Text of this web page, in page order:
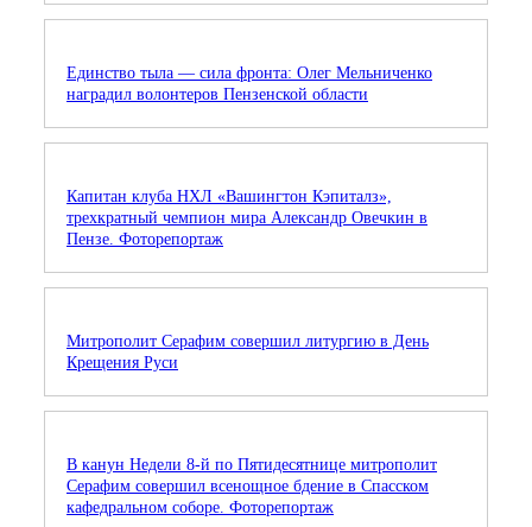
Единство тыла — сила фронта: Олег Мельниченко
наградил волонтеров Пензенской области
Капитан клуба НХЛ «Вашингтон Кэпиталз»,
трехкратный чемпион мира Александр Овечкин в
Пензе. Фоторепортаж
Митрополит Серафим совершил литургию в День
Крещения Руси
В канун Недели 8-й по Пятидесятнице митрополит
Серафим совершил всенощное бдение в Спасском
кафедральном соборе. Фоторепортаж